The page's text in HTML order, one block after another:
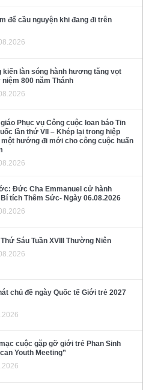
để cầu nguyện khi đang đi trên
làn sóng hành hương tăng vọt
800 năm Thánh
Phục vụ Công cuộc loan báo Tin
lần thứ VII – Khép lại trong hiệp
hướng đi mới cho công cuộc huấn
Đức Cha Emmanuel cử hành
tích Thêm Sức- Ngày 06.08.2026
Sáu Tuần XVIII Thường Niên
chủ đề ngày Quốc tế Giới trẻ 2027
cuộc gặp gỡ giới trẻ Phan Sinh
Youth Meeting”